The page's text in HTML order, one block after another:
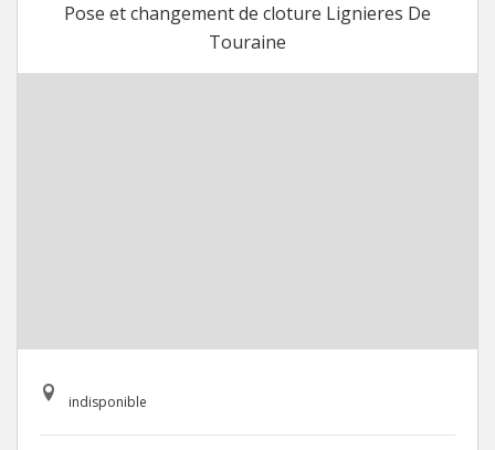
Pose et changement de cloture Lignieres De
Touraine
indisponible